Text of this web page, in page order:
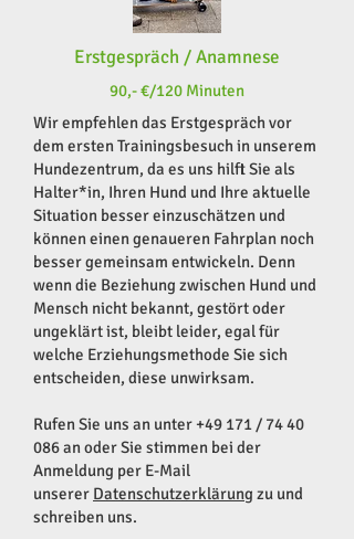
Erstgespräch / Anamnese
90,- €/120 Minuten
Wir empfehlen das Erstgespräch vor
dem ersten Trainingsbesuch in unserem
Hundezentrum, da es uns hilft Sie als
Halter*in, Ihren Hund und Ihre aktuelle
Situation besser einzuschätzen und
können einen genaueren Fahrplan noch
besser gemeinsam entwickeln. Denn
wenn die Beziehung zwischen Hund und
Mensch nicht bekannt, gestört oder
ungeklärt ist, bleibt leider, egal für
welche Erziehungsmethode Sie sich
entscheiden, diese unwirksam.
Rufen Sie uns an unter +49 171 / 74 40
086an oder Sie stimmen bei der
Anmeldung per E-Mail
unserer Datenschutzerklärung zu und
schreiben uns.